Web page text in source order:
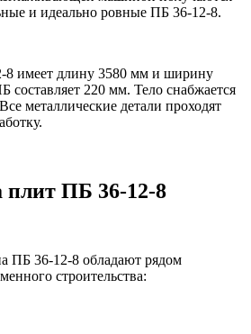
и идеально ровные ПБ 36-12-8.
8 имеет длину 3580 мм и ширину
составляет 220 мм. Тело снабжается
металлические детали проходят
ПБ 36-12-8
ПБ 36-12-8 обладают рядом
строительства: